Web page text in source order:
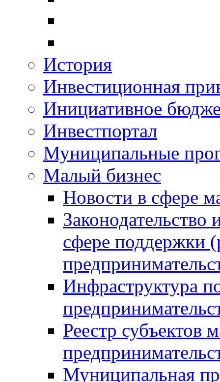
История
Инвестиционная
Инициативное
Инвестпортал
Муниципальные
Малый бизнес
Новости в сфере
сфере поддержки
Инфраструктура
Реестр субъектов
Муниципальная